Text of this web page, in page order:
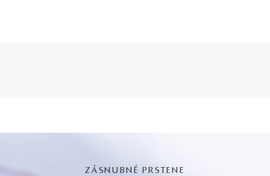
ZÁSNUBNÉ PRSTENE